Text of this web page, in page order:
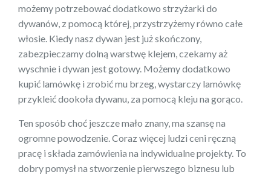
możemy potrzebować dodatkowo strzyżarki do
dywanów, z pomocą której, przystrzyżemy równo całe
włosie. Kiedy nasz dywan jest już skończony,
zabezpieczamy dolną warstwę klejem, czekamy aż
wyschnie i dywan jest gotowy. Możemy dodatkowo
kupić lamówkę i zrobić mu brzeg, wystarczy lamówkę
przykleić dookoła dywanu, za pomocą kleju na gorąco.
Ten sposób choć jeszcze mało znany, ma szansę na
ogromne powodzenie. Coraz więcej ludzi ceni ręczną
pracę i składa zamówienia na indywidualne projekty. To
dobry pomysł na stworzenie pierwszego biznesu lub